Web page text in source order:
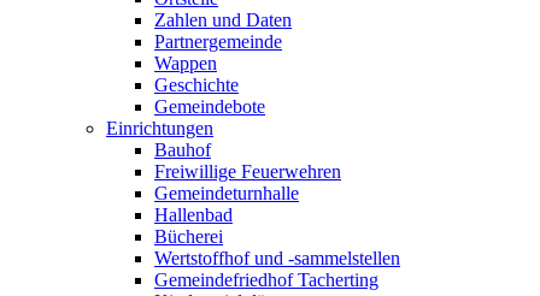
Zahlen und Daten
Partnergemeinde
Wappen
Geschichte
Gemeindebote
Einrichtungen
Bauhof
Freiwillige Feuerwehren
Gemeindeturnhalle
Hallenbad
Bücherei
Wertstoffhof und -sammelstellen
Gemeindefriedhof Tacherting